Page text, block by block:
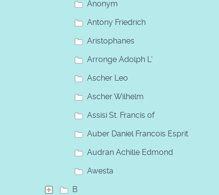
Anonym
Antony Friedrich
Aristophanes
Arronge Adolph L'
Ascher Leo
Ascher Wilhelm
Assisi St. Francis of
Auber Daniel Francois Esprit
Audran Achille Edmond
Awesta
B